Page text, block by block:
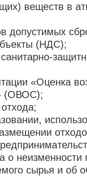
веществ в
допустимых
(НДС);
санитарно-
«Оценка
(ОВОС);
о
сырья и об